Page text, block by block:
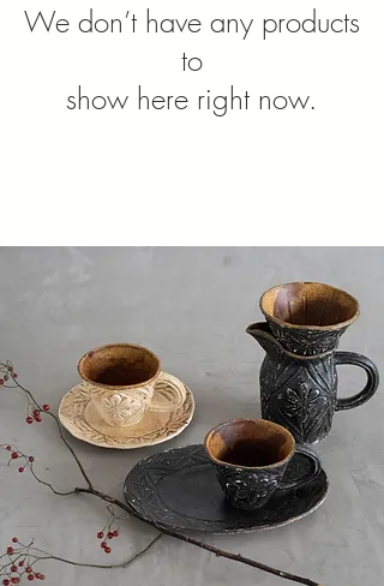
We don’t have any products
to
show here right now.